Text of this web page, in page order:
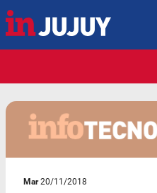
Mar20/11/2018